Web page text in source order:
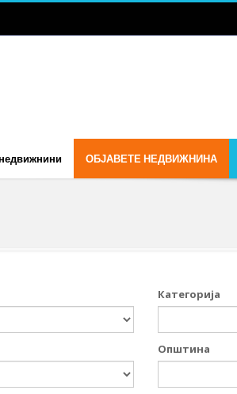
ОБЈАВЕТЕ НЕДВИЖНИНА
Категорија
Општина